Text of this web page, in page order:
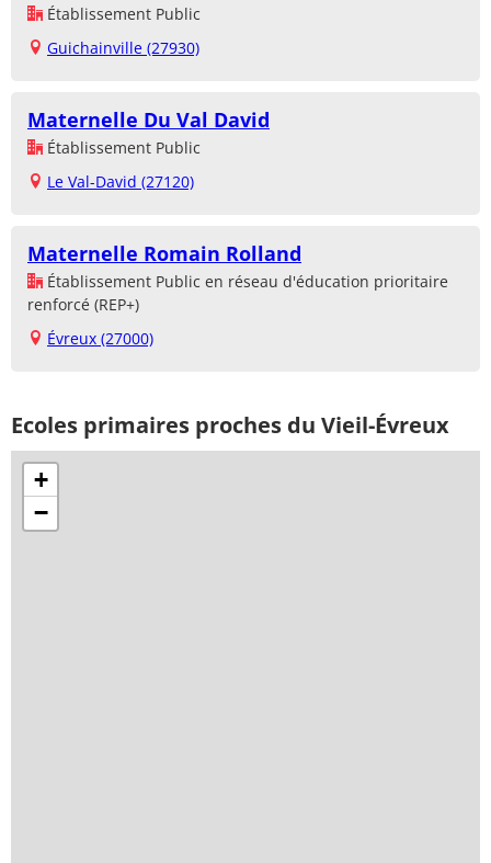
Établissement Public
Guichainville (27930)
Maternelle Du Val David
Établissement Public
Le Val-David (27120)
Maternelle Romain Rolland
Établissement Public en réseau d'éducation prioritaire
renforcé (REP+)
Évreux (27000)
Ecoles primaires proches du Vieil-Évreux
+
−